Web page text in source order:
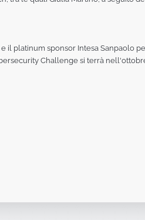
il platinum sponsor Intesa Sanpaolo
Challenge si terrà